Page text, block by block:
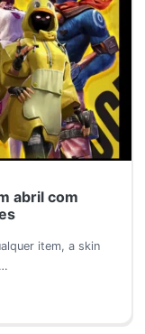
abril com
item, a skin